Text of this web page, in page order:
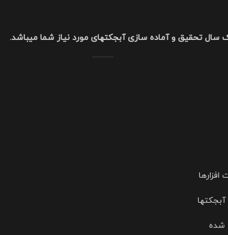
تحقیق و آماده سازی آبجکتهای مورد نیاز شما میباشد.
آبجکتها
شده